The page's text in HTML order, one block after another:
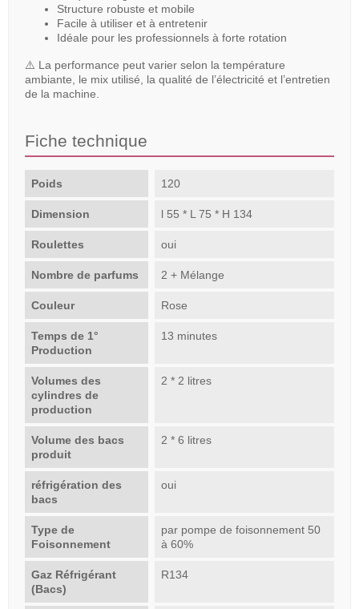
Structure robuste et mobile
Facile à utiliser et à entretenir
Idéale pour les professionnels à forte rotation
⚠️ La performance peut varier selon la température
ambiante, le mix utilisé, la qualité de l’électricité et l’entretien
de la machine.
Fiche technique
Poids 120
Dimension l 55 * L 75 * H 134
Roulettes oui
Nombre de parfums 2 + Mélange
Couleur Rose
Temps de 1°
Production
13 minutes
Volumes des
cylindres de
production
2 * 2 litres
Volume des bacs
produit
2 * 6 litres
réfrigération des
bacs
oui
Type de
Foisonnement
par pompe de foisonnement 50
à 60%
Gaz Réfrigérant
(Bacs)
R134